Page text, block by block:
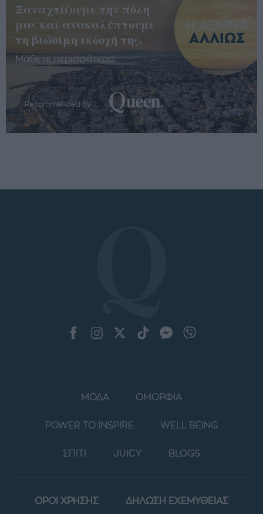
Ξαναχτίζουμε την πόλη
μας και ανακαλύπτουμε
τη βιώσιμη εκδοχή της.
Μάθετε περισσότερα
Recommended by
ΜΟΔΑ ΟΜΟΡΦΙΑ
POWER TO INSPIRE WELL BEING
ΣΠΙΤΙ JUICY BLOGS
ΟΡΟΙ ΧΡΗΣΗΣ ΔΗΛΩΣΗ ΕΧΕΜΥΘΕΙΑΣ